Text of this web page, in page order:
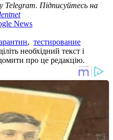
Telegram. Підписуйтесь на
News
, тестирование
необхідний текст і
про це редакцію.